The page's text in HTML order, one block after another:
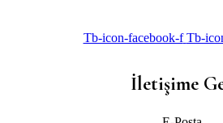
Tb-icon-facebook-f Tb-
İletişime